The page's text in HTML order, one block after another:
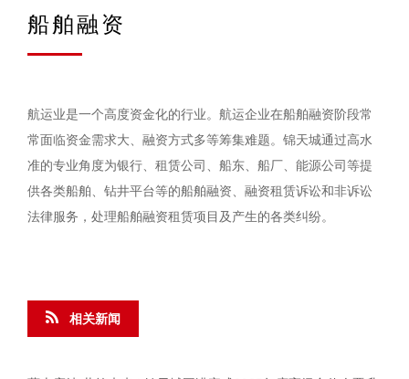
船舶融资
航运业是一个高度资金化的行业。航运企业在船舶融资阶段常
常面临资金需求大、融资方式多等筹集难题。锦天城通过高水
准的专业角度为银行、租赁公司、船东、船厂、能源公司等提
供各类船舶、钻井平台等的船舶融资、融资租赁诉讼和非诉讼
法律服务，处理船舶融资租赁项目及产生的各类纠纷。
相关新闻